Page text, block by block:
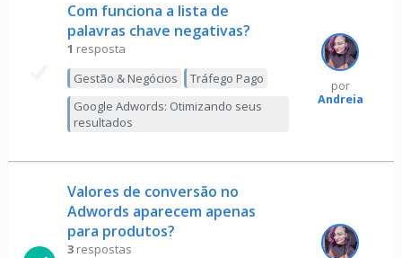
Com funciona a lista de
palavras chave negativas?
1 resposta
Gestão & Negócios
Tráfego Pago
Google Adwords: Otimizando seus
resultados
por
Andreia
Valores de conversão no
Adwords aparecem apenas
para produtos?
3 respostas